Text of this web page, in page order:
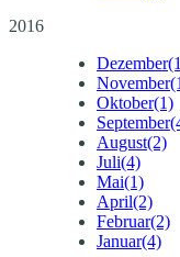
2016
Dezember
November
Oktober(1)
September
August(2)
Juli(4)
Mai(1)
April(2)
Februar(2)
Januar(4)